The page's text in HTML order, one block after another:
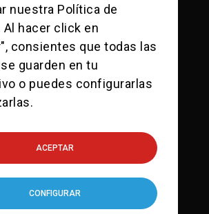
nuestra Política de
Al hacer click en
consientes que todas las
guarden en tu
o puedes configurarlas
ACEPTAR
CONFIGURAR